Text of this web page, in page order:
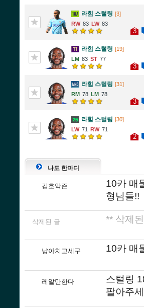
라힘 스털링 [3]
83
83
3
라힘 스털링 [19]
83
77
3
라힘 스털링 [31]
78
78
3
라힘 스털링 [30]
71
71
2
나도 한마디
김흐악즌
10카 매
형님들!!
삭제된 글 ** 삭제
냥아치고세구 10카 매
레알만한다
스털링
팔아주